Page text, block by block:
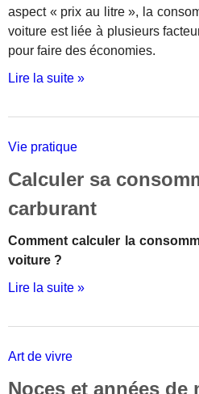
aspect « prix au litre », la
voiture est liée à plusieurs
pour faire des économies.
Lire la suite »
Vie pratique
Calculer sa
carburant
Comment calculer la
voiture ?
Lire la suite »
Art de vivre
Noces et années de